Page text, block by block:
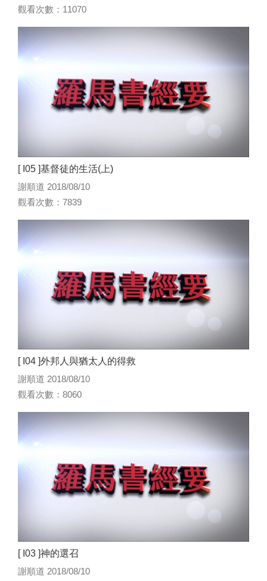
觀看次數：11070
[ I05 ]基督徒的生活(上)
謝順道 2018/08/10
觀看次數：7839
[ I04 ]外邦人與猶太人的得救
謝順道 2018/08/10
觀看次數：8060
[ I03 ]神的選召
謝順道 2018/08/10